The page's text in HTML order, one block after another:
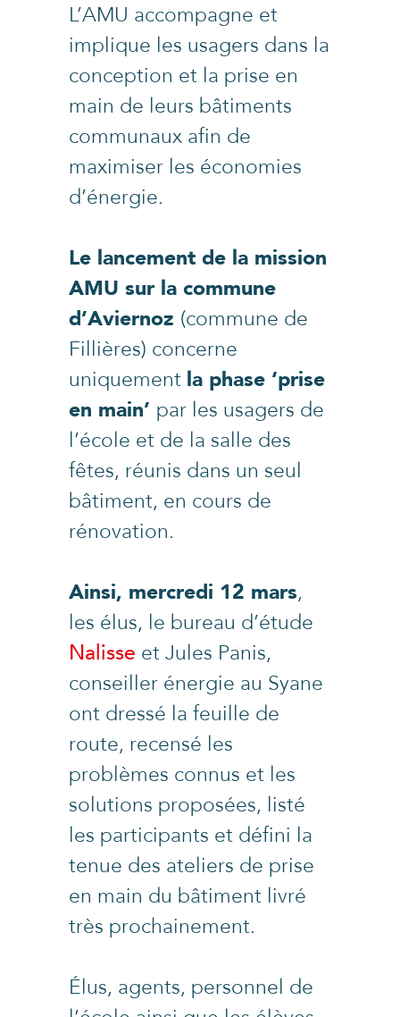
L’AMU accompagne et
implique les usagers dans la
conception et la prise en
main de leurs bâtiments
communaux afin de
maximiser les économies
d’énergie.
Le lancement de la mission
AMU sur la commune
d’Aviernoz (commune de
Fillières) concerne
uniquement la phase ‘prise
en main’ par les usagers de
l’école et de la salle des
fêtes, réunis dans un seul
bâtiment, en cours de
rénovation.
Ainsi, mercredi 12 mars,
les élus, le bureau d’étude
Nalisse et Jules Panis,
conseiller énergie au Syane
ont dressé la feuille de
route, recensé les
problèmes connus et les
solutions proposées, listé
les participants et défini la
tenue des ateliers de prise
en main du bâtiment livré
très prochainement.
Élus, agents, personnel de